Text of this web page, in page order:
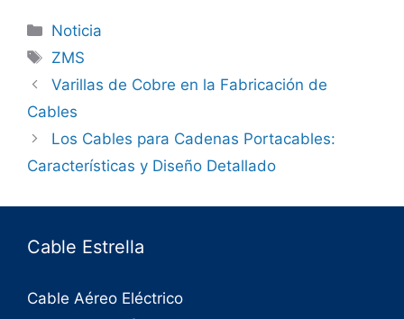
Noticia
ZMS
Varillas de Cobre en la Fabricación de
Cables
Los Cables para Cadenas Portacables:
Características y Diseño Detallado
Cable Estrella
Cable Aéreo Eléctrico